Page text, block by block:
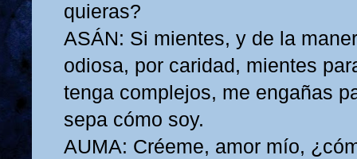
quieras?
ASÁN: Si mientes, y de la
odiosa, por caridad, mientes
tenga complejos, me engañas
sepa cómo soy.
AUMA: Créeme, amor mío,